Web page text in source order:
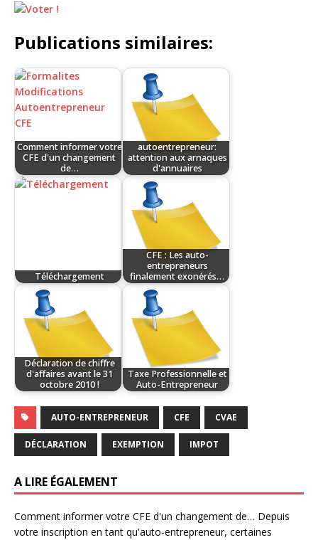
Publications similaires:
Comment informer votre
CFE d'un changement
de…
autoentrepreneur:
attention aux arnaques
d'annuaires
Téléchargement
CFE : Les auto-
entrepreneurs
finalement exonérés…
Déclaration de chiffre
d'affaires avant le 31
octobre 2010 !
Taxe Professionnelle et
Auto-Entrepreneur
AUTO-ENTREPRENEUR CFE CVAE
DÉCLARATION EXEMPTION IMPOT
A LIRE ÉGALEMENT
Comment informer votre CFE d'un changement de… Depuis
votre inscription en tant qu'auto-entrepreneur, certaines